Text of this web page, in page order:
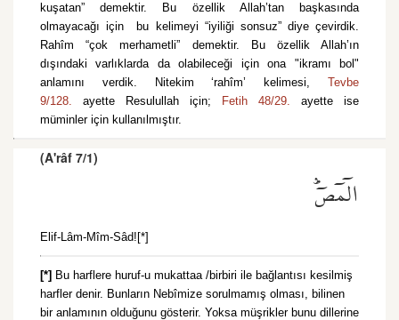
kuşatan” demektir. Bu özellik Allah’tan başkasında
olmayacağı için bu kelimeyi “iyiliği sonsuz” diye çevirdik.
Rahîm “çok merhametli” demektir. Bu özellik Allah’ın
dışındaki varlıklarda da olabileceği için ona "ikramı bol"
anlamını verdik. Nitekim ‘rahîm’ kelimesi, Tevbe
9/128. ayette Resulullah için; Fetih 48/29. ayette ise
müminler için kullanılmıştır.
(A'râf 7/1)
الٓمٓصٓۜ
Elif-Lâm-Mîm-Sâd![*]
[*] Bu harflere huruf-u mukattaa /birbiri ile bağlantısı kesilmiş
harfler denir. Bunların Nebîmize sorulmamış olması, bilinen
bir anlamının olduğunu gösterir. Yoksa müşrikler bunu dillerine